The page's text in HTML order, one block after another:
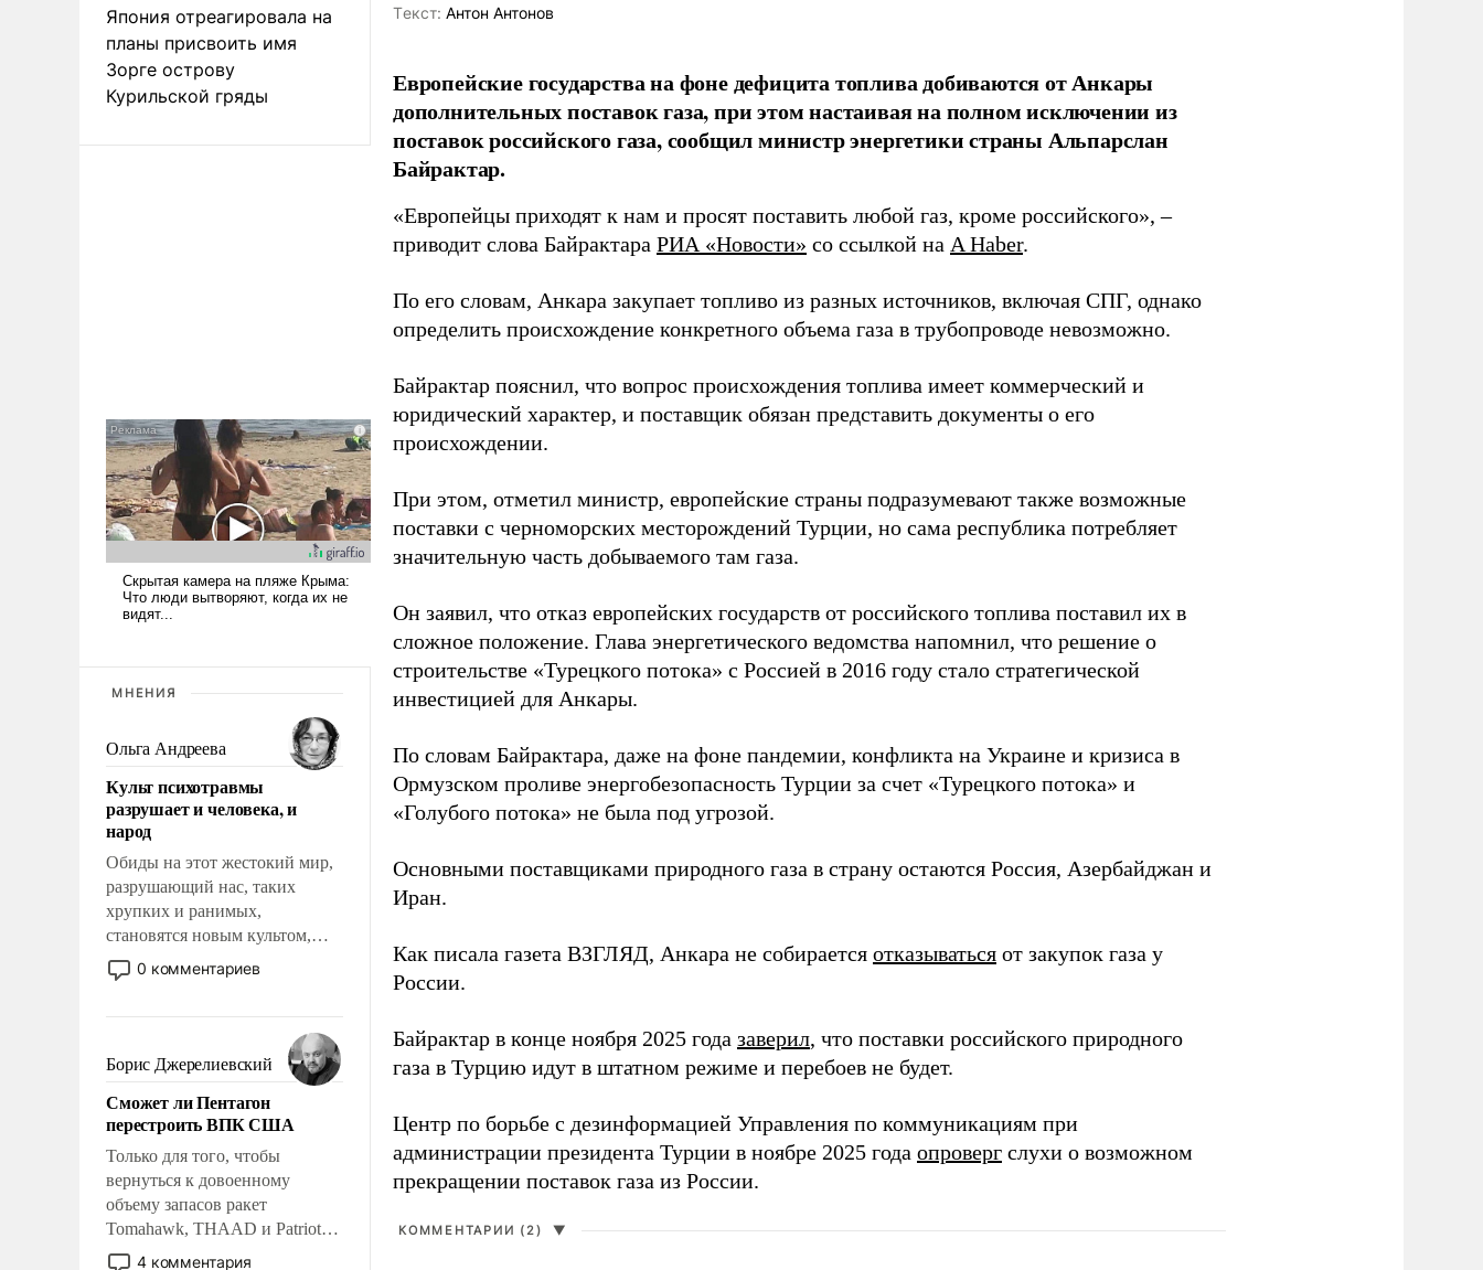
Япония отреагировала на
планы присвоить имя
Зорге острову
Курильской гряды
МНЕНИЯ
Ольга Андреева
Культ психотравмы
разрушает и человека, и
народ
Обиды на этот жестокий мир,
разрушающий нас, таких
хрупких и ранимых,
становятся новым культом,
постепенно вытесняя и
отменяя традиционное
мужественным и твердым под
ударами судьбы, брать на себя
ответственность, помогать
слабым, идти вперед и
адаптироваться.
0 комментариев
Борис Джерелиевский
Сможет ли Пентагон
перестроить ВПК США
Только для того, чтобы
вернуться к довоенному
объему запасов ракет
Tomahawk, THAAD и Patriot
США потребуется более трех
4 комментария
Tекст: Антон Антонов
Европейские государства на фоне дефицита топлива добиваются от Анкары
дополнительных поставок газа, при этом настаивая на полном исключении из
поставок российского газа, сообщил министр энергетики страны Альпарслан
Байрактар.
«Европейцы приходят к нам и просят поставить любой газ, кроме российского», –
приводит слова Байрактара РИА «Новости» со ссылкой на A Haber.
По его словам, Анкара закупает топливо из разных источников, включая СПГ, однако
определить происхождение конкретного объема газа в трубопроводе невозможно.
Байрактар пояснил, что вопрос происхождения топлива имеет коммерческий и
юридический характер, и поставщик обязан представить документы о его
происхождении.
При этом, отметил министр, европейские страны подразумевают также возможные
поставки с черноморских месторождений Турции, но сама республика потребляет
значительную часть добываемого там газа.
Он заявил, что отказ европейских государств от российского топлива поставил их в
сложное положение. Глава энергетического ведомства напомнил, что решение о
строительстве «Турецкого потока» с Россией в 2016 году стало стратегической
инвестицией для Анкары.
По словам Байрактара, даже на фоне пандемии, конфликта на Украине и кризиса в
Ормузском проливе энергобезопасность Турции за счет «Турецкого потока» и
«Голубого потока» не была под угрозой.
Основными поставщиками природного газа в страну остаются Россия, Азербайджан и
Иран.
Как писала газета ВЗГЛЯД, Анкара не собирается отказываться от закупок газа у
России.
Байрактар в конце ноября 2025 года заверил, что поставки российского природного
газа в Турцию идут в штатном режиме и перебоев не будет.
Центр по борьбе с дезинформацией Управления по коммуникациям при
администрации президента Турции в ноябре 2025 года опроверг слухи о возможном
прекращении поставок газа из России.
КОММЕНТАРИИ (2) ▼